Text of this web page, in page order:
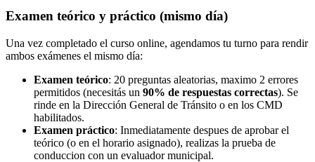
Examen teórico y práctico (mismo día)
Una vez completado el curso online, agendamos tu turno para rendir
ambos exámenes el mismo día:
Examen teórico: 20 preguntas aleatorias, maximo 2 errores
permitidos (necesitás un 90% de respuestas correctas). Se
rinde en la Dirección General de Tránsito o en los CMD
habilitados.
Examen práctico: Inmediatamente despues de aprobar el
teórico (o en el horario asignado), realizas la prueba de
conduccion con un evaluador municipal.